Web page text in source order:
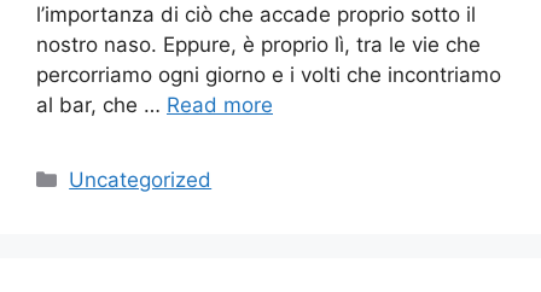
l’importanza di ciò che accade proprio sotto il
nostro naso. Eppure, è proprio lì, tra le vie che
percorriamo ogni giorno e i volti che incontriamo
al bar, che … Read more
Categories
Uncategorized